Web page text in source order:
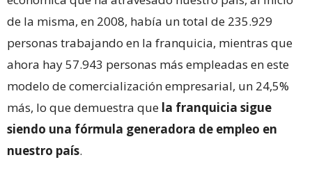
de la misma, en 2008, había un total de 235.929
personas trabajando en la franquicia, mientras que
ahora hay 57.943 personas más empleadas en este
modelo de comercialización empresarial, un 24,5%
más, lo que demuestra que la franquicia sigue
siendo una fórmula generadora de empleo en
nuestro país.